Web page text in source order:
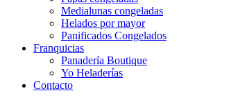
Medialunas congeladas
Helados por mayor
Panificados Congelados
Franquicias
Panadería Boutique
Yo Heladerías
Contacto